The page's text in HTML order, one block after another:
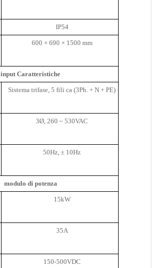
IP54
600 × 690 × 1500 mm
input Caratteristiche
Sistema trifase, 5 fili ca (3Ph. + N + PE)
3Ø, 260 ~ 530VAC
50Hz, ± 10Hz
modulo di potenza
15kW
35A
150-500VDC